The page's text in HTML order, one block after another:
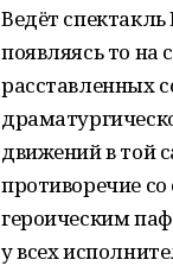
Ведёт
появляясь то на
расставленных
движений в той
противоречие
героическим
у всех